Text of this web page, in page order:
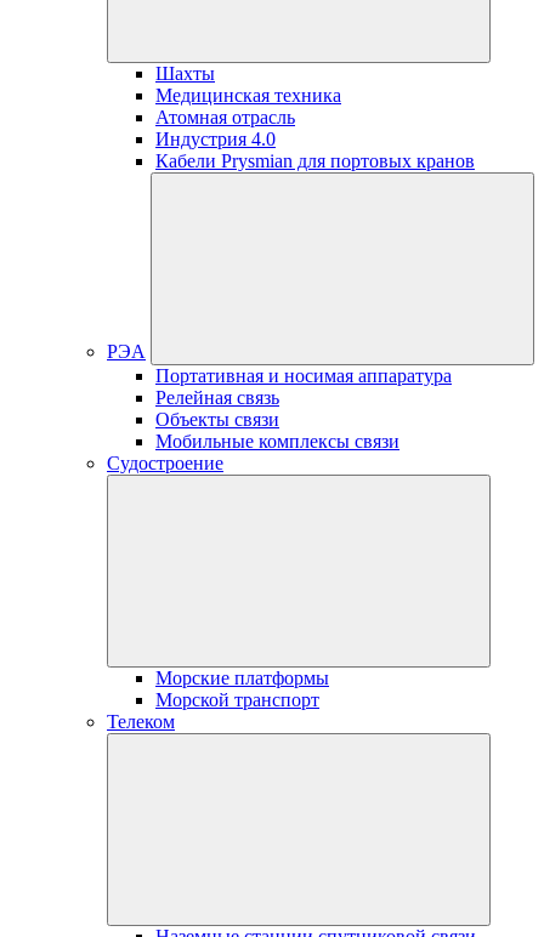
Шахты
Медицинская техника
Атомная отрасль
Индустрия 4.0
Кабели Prysmian для портовых кранов
РЭА
Портативная и носимая аппаратура
Релейная связь
Объекты связи
Мобильные комплексы связи
Судостроение
Морские платформы
Морской транспорт
Телеком